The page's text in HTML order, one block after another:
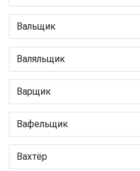
Вальщик
Валяльщик
Варщик
Вафельщик
Вахтёр